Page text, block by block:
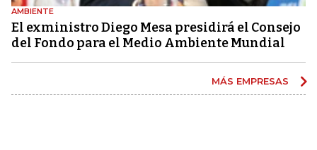
AMBIENTE
El exministro Diego Mesa presidirá el Consejo
del Fondo para el Medio Ambiente Mundial
MÁS EMPRESAS